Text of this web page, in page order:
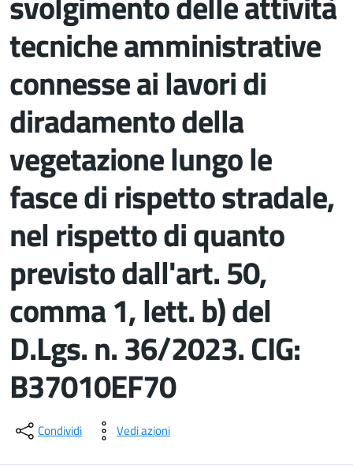
tecniche amministrative
connesse ai lavori di
diradamento della
vegetazione lungo le
fasce di rispetto stradale,
nel rispetto di quanto
previsto dall'art. 50,
comma 1, lett. b) del
D.Lgs. n. 36/2023. CIG:
B37010EF70
Dettagli del documento
Condividi Vedi azioni